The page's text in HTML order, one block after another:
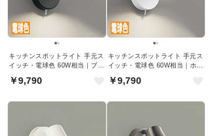
キッチンスポットライト 手元ス
イッチ・電球色 60W相当｜ブラ
￥9,790
キッチンスポットライト 手元ス
イッチ・電球色 60W相当｜ホワ
￥9,790